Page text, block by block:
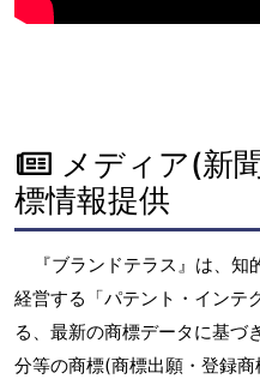
メディア(新
標情報提供
『ブランドテラス』は、
経営する「パテント・インテ
る、最新の商標データに基づ
分等の商標(商標出願・登録